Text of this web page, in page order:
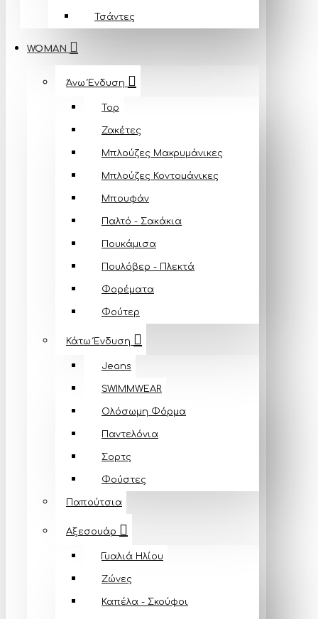
Τσάντες
WOMAN
Άνω Ένδυση
Top
Ζακέτες
Μπλούζες Mακρυμάνικες
Μπλούζες Κοντομάνικες
Μπουφάν
Παλτό - Σακάκια
Πουκάμισα
Πουλόβερ - Πλεκτά
Φορέματα
Φούτερ
Κάτω Ένδυση
Jeans
SWIMMWEAR
Ολόσωμη Φόρμα
Παντελόνια
Σορτς
Φούστες
Παπούτσια
Αξεσουάρ
Γυαλιά Ηλίου
Ζώνες
Καπέλα - Σκούφοι